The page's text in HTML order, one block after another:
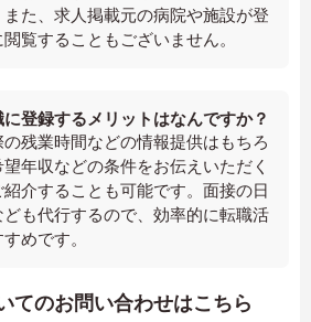
た、求人掲載元の病院や施設が登
覧することもございません。
登録するメリットはなんですか？
残業時間などの情報提供はもちろ
年収などの条件をお伝えいただく
介することも可能です。面接の日
も代行するので、効率的に転職活
めです。
てのお問い合わせはこちら